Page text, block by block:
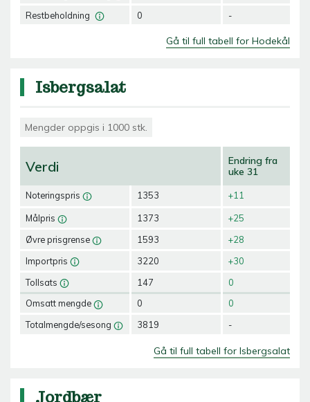
Restbeholdning
0
-
Gå til full tabell for Hodekål
Isbergsalat
Mengder oppgis i 1000 stk.
Verdi
Noteringspris
Målpris
Øvre prisgrense
Importpris
Tollsats
Omsatt mengde
Totalmengde/sesong
1353
1373
1593
3220
147
0
3819
Endring fra
uke 31
+11
+25
+28
+30
0
0
-
Gå til full tabell for Isbergsalat
Jordbær